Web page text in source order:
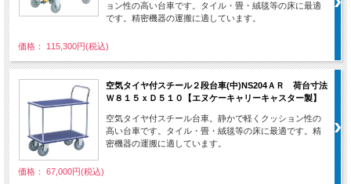
ョン性の高い台車です。タイル・畳・絨毯等の床に最適
です。精密機器の運搬に適しています。
価格： 115,300円(税込)
空気タイヤ付スチール２段台車(中)NS204ＡＲ 荷台寸法
Ｗ８１５ｘＤ５１０【エヌケーキャリーキャスター製】
空気タイヤ付スチール台車。静かで軽くクッション性の
高い台車です。タイル・畳・絨毯等の床に最適です。精
密機器の運搬に適しています。
価格： 67,000円(税込)